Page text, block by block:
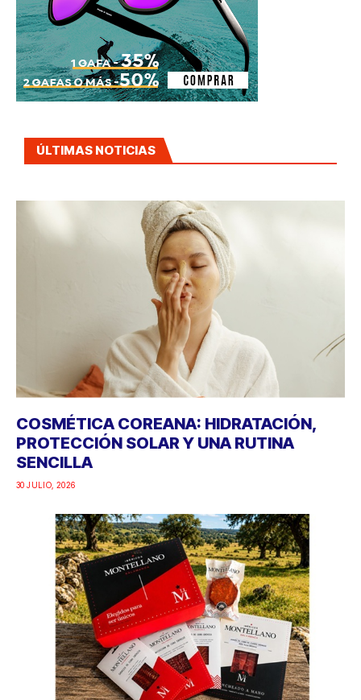
ÚLTIMAS NOTICIAS
COSMÉTICA COREANA: HIDRATACIÓN,
PROTECCIÓN SOLAR Y UNA RUTINA
SENCILLA
30 JULIO, 2026